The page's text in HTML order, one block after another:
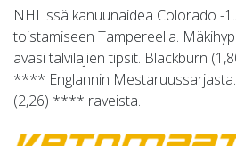
NHL:ssä kanuunaidea Colorado -
toistamiseen Tampereella.
avasi talvilajien tipsit. Blackburn
**** Englannin Mestaruussarjasta.
(2,26) **** raveista.